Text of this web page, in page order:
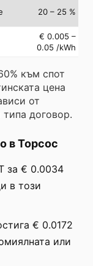
20 – 25 %
€ 0.005 –
0.05 /kWh
към спот
цена
от
договор.
в Торсос
за € 0.0034
в този
€ 0.0172
или